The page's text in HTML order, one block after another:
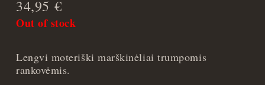
34,95€
Out of stock
Lengvi moteriški marškinėliai trumpomis
rankovėmis.